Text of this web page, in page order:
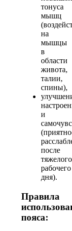
тонуса
мышц
на
мышцы
в
области
живота,
талии,
спины),
и
после
тяжелого
рабочего
дня).
Правила
пояса: